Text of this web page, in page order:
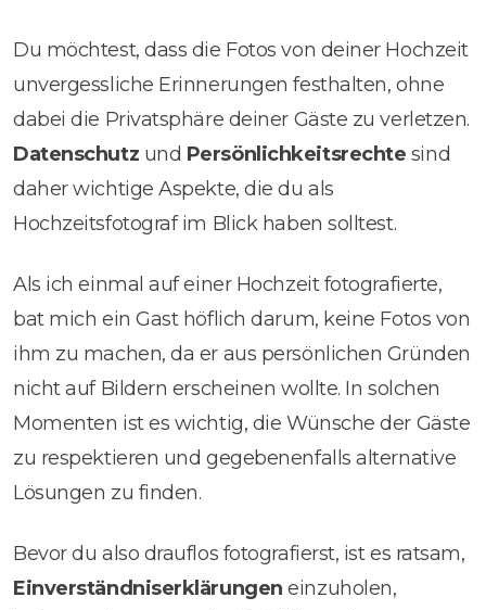
Du möchtest, dass die Fotos von deiner Hochzeit
unvergessliche Erinnerungen festhalten, ohne
dabei die Privatsphäre deiner Gäste zu verletzen.
Datenschutz und Persönlichkeitsrechte sind
daher wichtige Aspekte, die du als
Hochzeitsfotograf im Blick haben solltest.
Als ich einmal auf einer Hochzeit fotografierte,
bat mich ein Gast höflich darum, keine Fotos von
ihm zu machen, da er aus persönlichen Gründen
nicht auf Bildern erscheinen wollte. In solchen
Momenten ist es wichtig, die Wünsche der Gäste
zu respektieren und gegebenenfalls alternative
Lösungen zu finden.
Bevor du also drauflos fotografierst, ist es ratsam,
Einverständniserklärungen einzuholen,